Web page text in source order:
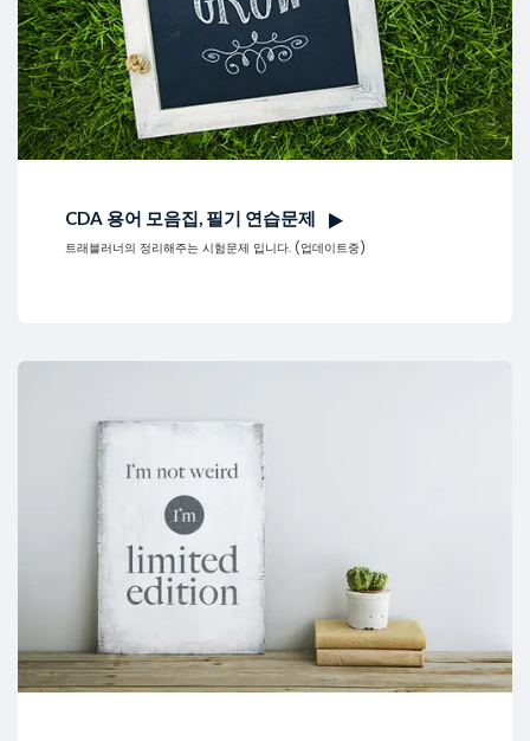
CDA 용어 모음집, 필기 연습문제
트래블러너의 정리해주는 시험문제 입니다. (업데이트중)